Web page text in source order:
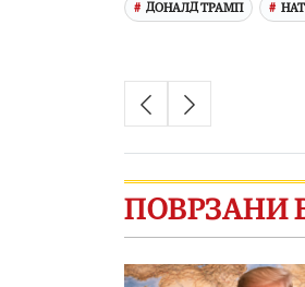
ДОНАЛД ТРАМП
ПОВРЗАНИ